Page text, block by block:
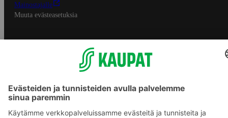
Mainostajalle
Muuta evästeasetuksia
S-ryhmän palvelut
Asiakasomistajuus
S-ostoslista -sovellus